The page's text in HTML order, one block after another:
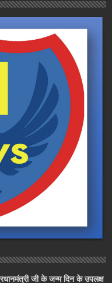
जी के जन्म दिन के उपलक्ष